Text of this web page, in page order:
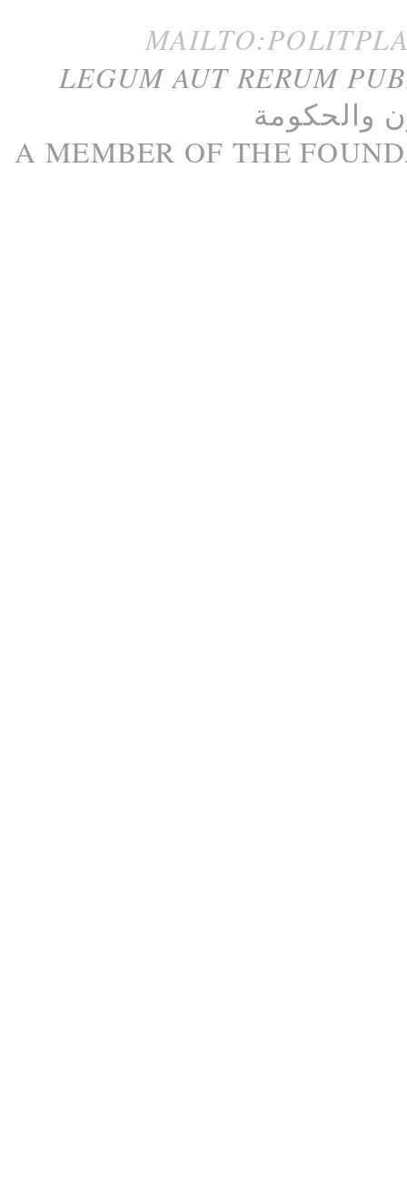
LEGUM AUT RERUM
والحكومة
A MEMBER OF THE